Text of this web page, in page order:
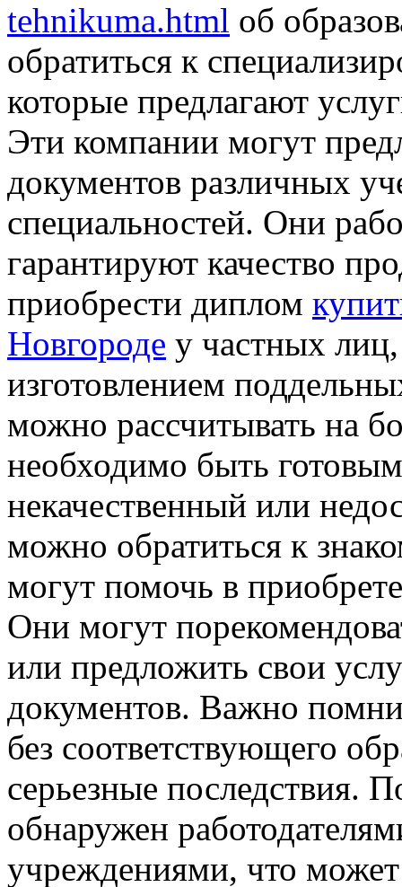
tehnikuma.html об
обратиться к
которые предлагают
Эти компании могут
документов различных
специальностей. Они
гарантируют качество
приобрести диплом
Новгороде у частных
изготовлением
можно рассчитывать на
необходимо быть
некачественный или
можно обратиться к
могут помочь в
Они могут
или предложить свои
документов. Важно
без соответствующего
серьезные последствия.
обнаружен
учреждениями, что